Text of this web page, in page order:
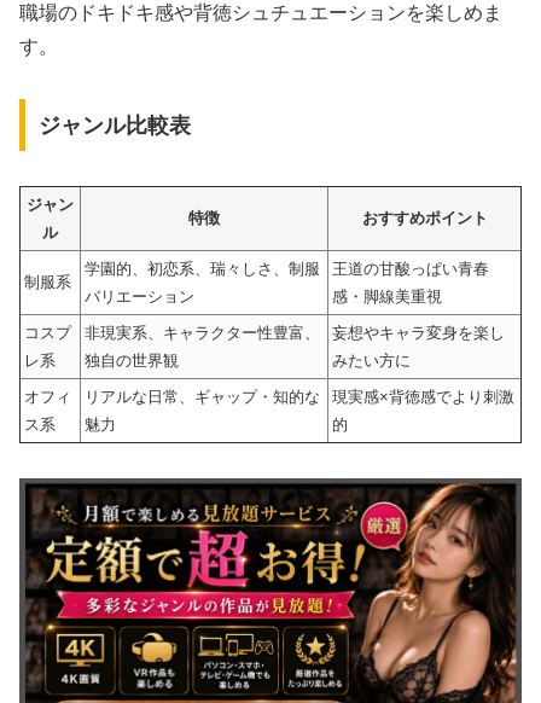
職場のドキドキ感や背徳シュチュエーションを楽しめま
す。
ジャンル比較表
ジャン
ル
特徴 おすすめポイント
制服系
学園的、初恋系、瑞々しさ、制服
バリエーション
王道の甘酸っぱい青春
感・脚線美重視
コスプ
レ系
非現実系、キャラクター性豊富、
独自の世界観
妄想やキャラ変身を楽し
みたい方に
オフィ
ス系
リアルな日常、ギャップ・知的な
魅力
現実感×背徳感でより刺激
的